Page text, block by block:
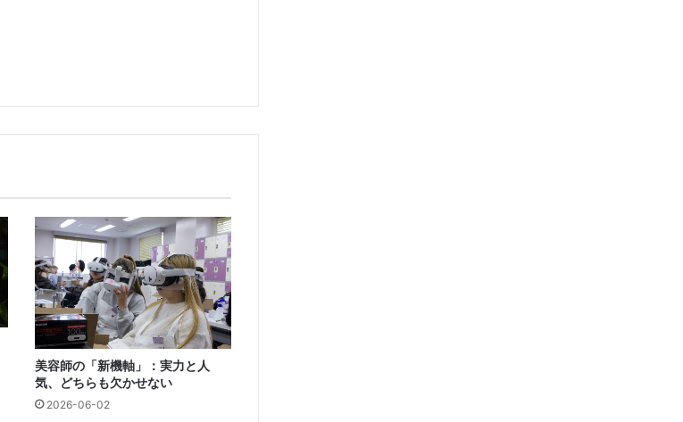
美容師の「新機軸」：実力と人
気、どちらも欠かせない
2026-06-02